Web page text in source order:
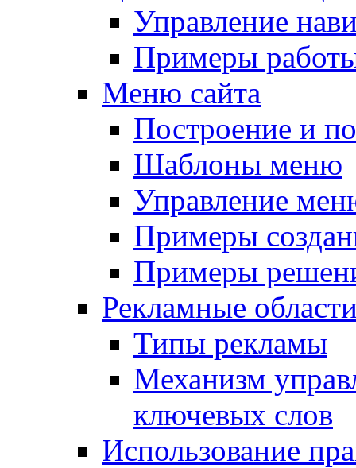
Управление
Примеры
Меню сайта
Построение и
Шаблоны меню
Управление
Примеры
Примеры
Рекламные
Типы рекламы
Механизм
ключевых слов
Использование